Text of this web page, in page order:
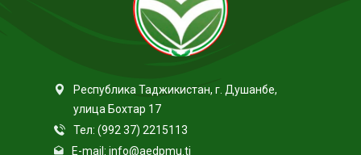
Республика Таджикистан, г. Душанбе,
улица Бохтар 17
Тел: (992 37) 2215113
E-mail: info@aedpmu.tj